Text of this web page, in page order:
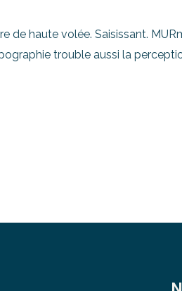
de haute volée. Saisissant.
trouble aussi la